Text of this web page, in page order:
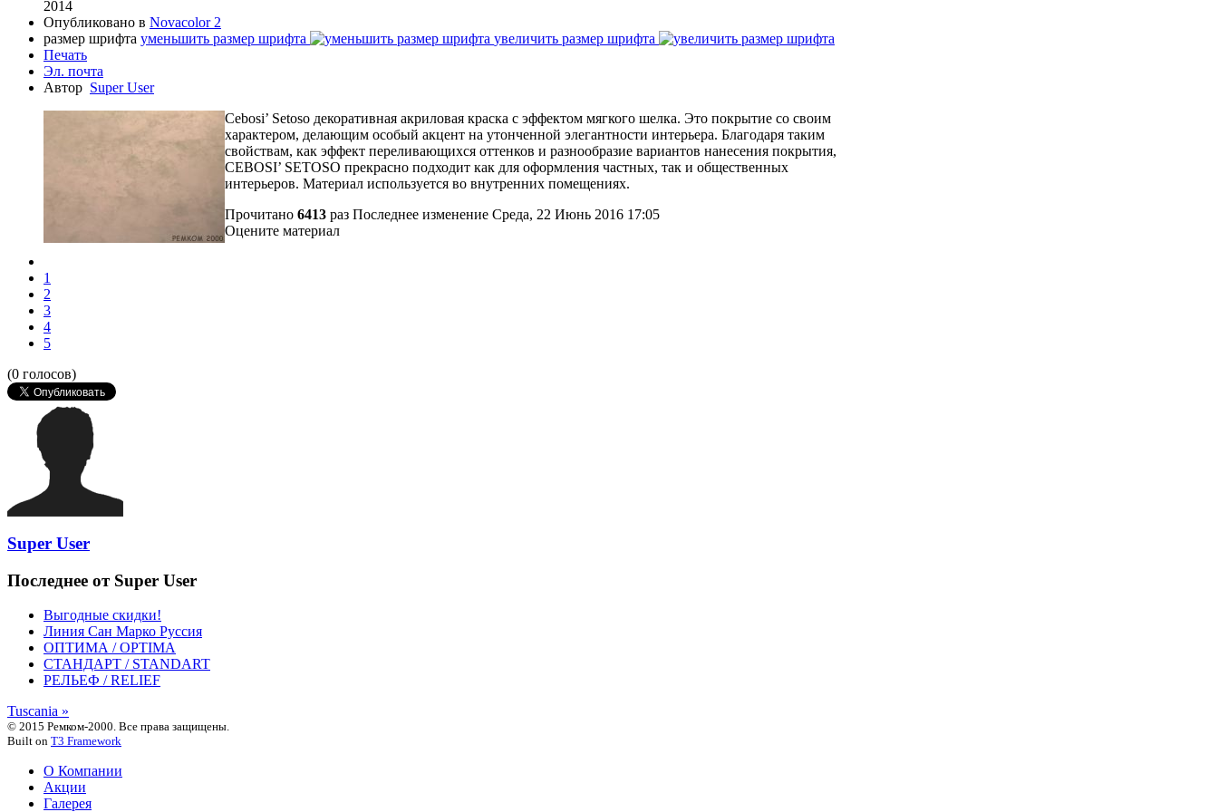
2014
Опубликовано в Novacolor 2
размер шрифта уменьшить размер шрифта
увеличить размер шрифта
Печать
Эл. почта
Автор Super User
Cebosi’ Setoso декоративная акриловая краска с эффектом мягкого шелка. Это покрытие со своим
характером, делающим особый акцент на утонченной элегантности интерьера. Благодаря таким
свойствам, как эффект переливающихся оттенков и разнообразие вариантов нанесения покрытия,
CEBOSI’ SETOSO прекрасно подходит как для оформления частных, так и общественных
интерьеров. Материал используется во внутренних помещениях.
Прочитано 6413 раз Последнее изменение Среда, 22 Июнь 2016 17:05
Оцените материал
1
2
3
4
5
(0 голосов)
Super User
Последнее от Super User
Выгодные скидки!
Линия Сан Марко Руссия
ОПТИМА / OPTIMA
СТАНДАРТ / STANDART
РЕЛЬЕФ / RELIEF
Tuscania »
© 2015 Ремком-2000. Все права защищены.
Built on T3 Framework
О Компании
Акции
Галерея